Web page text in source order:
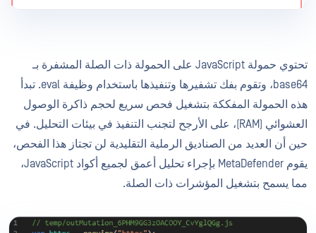
تحتوي حمولة JavaScript على الحمولة ذات الصلة المشفرة بـ
base64، وتقوم بفك تشفيرها وتنفيذها باستخدام وظيفة eval. تبدأ
هذه الحمولة المفككة بتشغيل فحص سريع لحجم ذاكرة الوصول
العشوائي (RAM)، على الأرجح لتجنب التنفيذ في بيئات التحليل. في
حين أن العديد من الصناديق الرملية التقليدية لن تجتاز هذا الفحص،
يقوم MetaDefender بإجراء تحليل أعمق لجميع أكواد JavaScript،
مما يسمح بتشغيل المؤشرات ذات الصلة.